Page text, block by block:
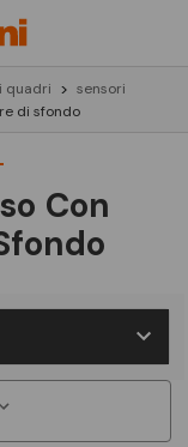
quadri
sensori
di sfondo
Con